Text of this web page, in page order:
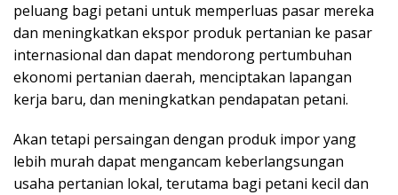
peluang bagi petani untuk memperluas pasar mereka
dan meningkatkan ekspor produk pertanian ke pasar
internasional dan dapat mendorong pertumbuhan
ekonomi pertanian daerah, menciptakan lapangan
kerja baru, dan meningkatkan pendapatan petani.
Akan tetapi persaingan dengan produk impor yang
lebih murah dapat mengancam keberlangsungan
usaha pertanian lokal, terutama bagi petani kecil dan